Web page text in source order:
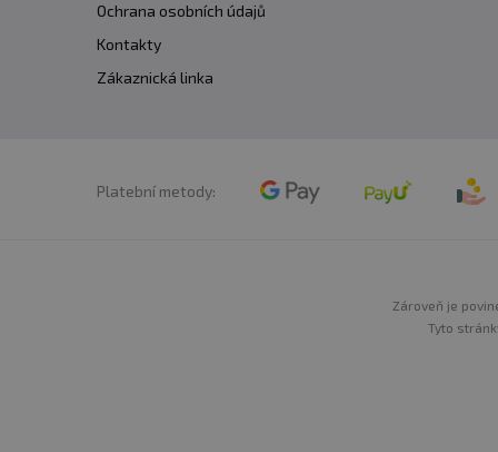
Ochrana osobních údajů
Kontakty
Zákaznická linka
Platební metody:
Zároveň je
Tyto